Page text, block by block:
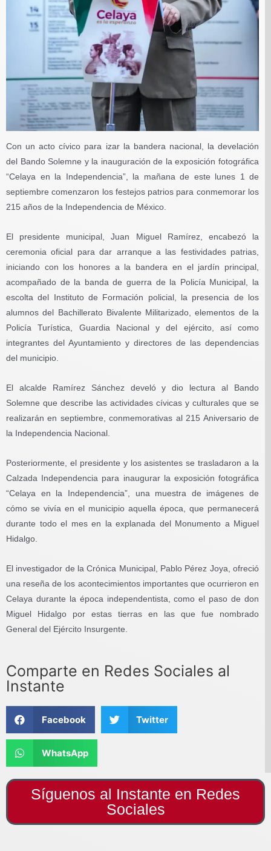
Con un acto cívico para izar la bandera nacional, la develación
del Bando Solemne y la inauguración de la exposición fotográfica
“Celaya en la Independencia”, la mañana de este lunes 1 de
septiembre comenzaron los festejos patrios para conmemorar los
215 años de la Independencia de México.
El presidente municipal, Juan Miguel Ramírez, encabezó la
ceremonia oficial para dar arranque a las festividades patrias,
iniciando con los honores a la bandera en el jardín principal,
acompañado de la banda de guerra de la Policía Municipal, la
escolta del Instituto de Formación policial, la presencia de los
alumnos del Bachillerato Bivalente Militarizado, elementos de la
Policía Turística, Guardia Nacional y del ejército, así como
integrantes del Ayuntamiento y directores de las dependencias
del municipio.
El alcalde Ramírez Sánchez develó y dio lectura al Bando
Solemne que describe las actividades cívicas y culturales que se
realizarán en septiembre, conmemorativas al 215 Aniversario de
la Independencia Nacional.
Posteriormente, el presidente y los asistentes se trasladaron a la
Calzada Independencia para inaugurar la exposición fotográfica
“Celaya en la Independencia”, una muestra de imágenes de
cómo se vivía en el municipio aquella época, que permanecerá
durante todo el mes en la explanada del Monumento a Miguel
Hidalgo.
El investigador de la Crónica Municipal, Pablo Pérez Joya, ofreció
una reseña de los acontecimientos importantes que ocurrieron en
Celaya durante la época independentista, como el paso de don
Miguel Hidalgo por estas tierras en las que fue nombrado
General del Ejército Insurgente.
Comparte en Redes Sociales al
Instante
Facebook Twitter
WhatsApp
Síguenos al Instante en Redes
Sociales